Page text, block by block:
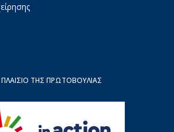
ΤΗΣ ΠΡΩΤΟΒΟΥΛΊΑΣ